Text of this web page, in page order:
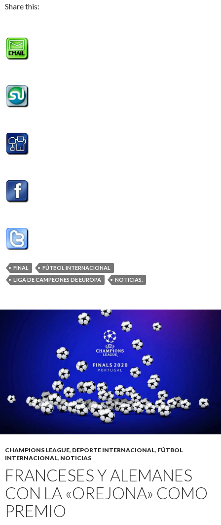
Share this:
FINAL
FÚTBOL INTERNACIONAL
LIGA DE CAMPEONES DE EUROPA
NOTICIAS.
CHAMPIONS LEAGUE, DEPORTE INTERNACIONAL, FÚTBOL
INTERNACIONAL, NOTICIAS
FRANCESES Y ALEMANES
CON LA «OREJONA» COMO
PREMIO